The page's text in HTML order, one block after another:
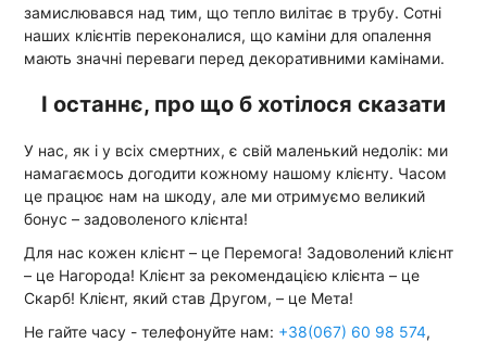
замислювався над тим, що тепло вилітає в трубу. Сотні
наших клієнтів переконалися, що каміни для опалення
мають значні переваги перед декоративними камінами.
І останнє, про що б хотілося сказати
У нас, як і у всіх смертних, є свій маленький недолік: ми
намагаємось догодити кожному нашому клієнту. Часом
це працює нам на шкоду, але ми отримуємо великий
бонус – задоволеного клієнта!
Для нас кожен клієнт – це Перемога! Задоволений клієнт
– це Нагорода! Клієнт за рекомендацією клієнта – це
Скарб! Клієнт, який став Другом, – це Мета!
Не гайте часу - телефонуйте нам: +38(067) 60 98 574,